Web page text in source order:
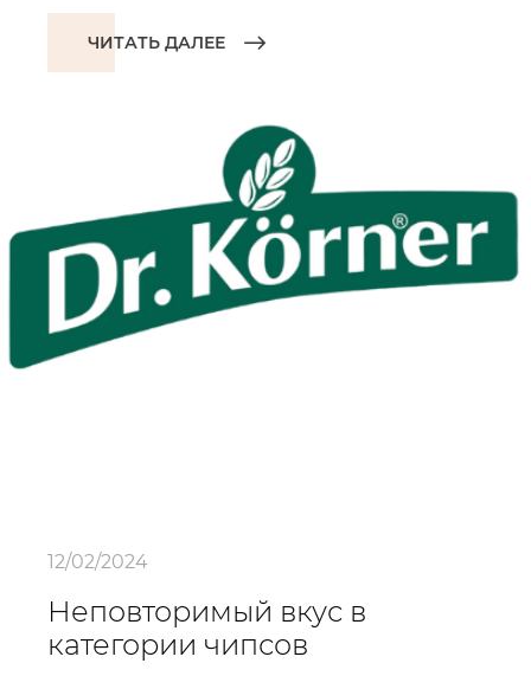
ЧИТАТЬ ДАЛЕЕ
12/02/2024
Неповторимый вкус в
категории чипсов